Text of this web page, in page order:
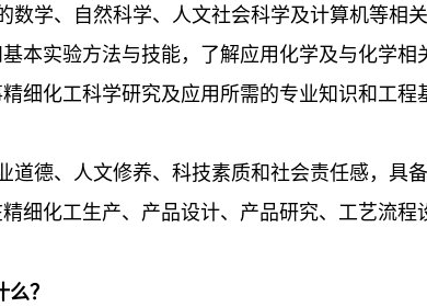
数学、自然科学、人文社会科学及计算机等相
本实验方法与技能，了解应用化学及与化学
细化工科学研究及应用所需的专业知识和工
道德、人文修养、科技素质和社会责任感，具
细化工生产、产品设计、产品研究、工艺流
？